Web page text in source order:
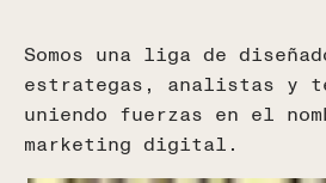
México
Campos Eliseos 169 4° piso,
Polanco, Polanco V Secc,
Somos una liga de
estrategas, analistas y
uniendo fuerzas en el
marketing digital.